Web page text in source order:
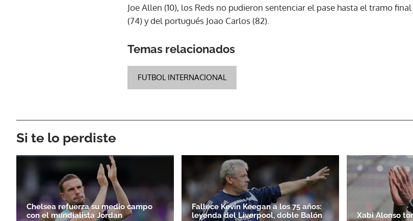
Joe Allen (10), los Reds no pudieron sentenciar el pase hasta el tramo
(74) y del portugués Joao Carlos (82).
Temas relacionados
FUTBOL INTERNACIONAL
Si te lo perdiste
Chelsea refuerza su medio campo
con el mundialista Jordan
Fallece Kevin Keegan a los 75 años:
leyenda del Liverpool, doble Balón
Xabi Alonso